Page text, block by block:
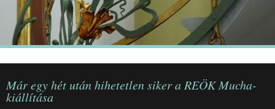
Már egy hét után hihetetlen siker a REÖK Mucha-
kiállítása